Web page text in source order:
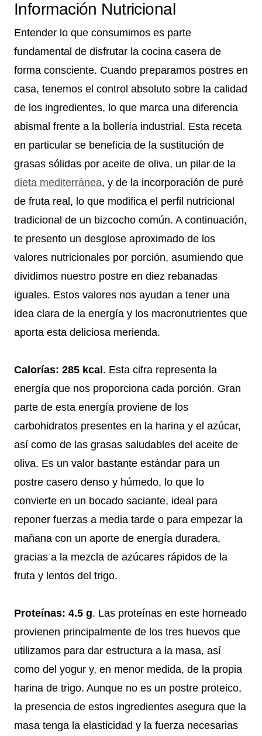
Información Nutricional
Entender lo que consumimos es parte
fundamental de disfrutar la cocina casera de
forma consciente. Cuando preparamos postres en
casa, tenemos el control absoluto sobre la calidad
de los ingredientes, lo que marca una diferencia
abismal frente a la bollería industrial. Esta receta
en particular se beneficia de la sustitución de
grasas sólidas por aceite de oliva, un pilar de la
dieta mediterránea, y de la incorporación de puré
de fruta real, lo que modifica el perfil nutricional
tradicional de un bizcocho común. A continuación,
te presento un desglose aproximado de los
valores nutricionales por porción, asumiendo que
dividimos nuestro postre en diez rebanadas
iguales. Estos valores nos ayudan a tener una
idea clara de la energía y los macronutrientes que
aporta esta deliciosa merienda.
Calorías: 285 kcal. Esta cifra representa la
energía que nos proporciona cada porción. Gran
parte de esta energía proviene de los
carbohidratos presentes en la harina y el azúcar,
así como de las grasas saludables del aceite de
oliva. Es un valor bastante estándar para un
postre casero denso y húmedo, lo que lo
convierte en un bocado saciante, ideal para
reponer fuerzas a media tarde o para empezar la
mañana con un aporte de energía duradera,
gracias a la mezcla de azúcares rápidos de la
fruta y lentos del trigo.
Proteínas: 4.5 g. Las proteínas en este horneado
provienen principalmente de los tres huevos que
utilizamos para dar estructura a la masa, así
como del yogur y, en menor medida, de la propia
harina de trigo. Aunque no es un postre proteico,
la presencia de estos ingredientes asegura que la
masa tenga la elasticidad y la fuerza necesarias